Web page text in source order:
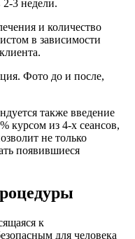
3 недели.
и количество
в зависимости
также введение
курсом из 4-х сеансов,
не только
появившиеся
к
для человека